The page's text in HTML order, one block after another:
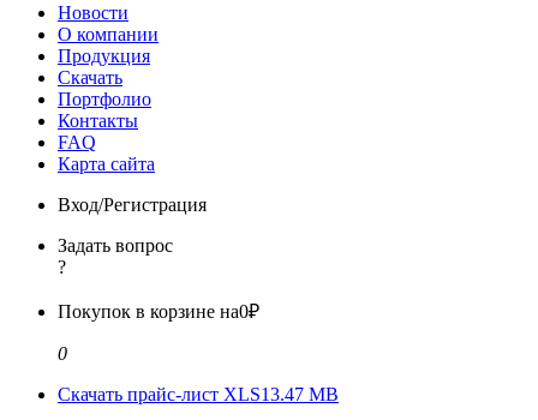
Новости
О компании
Продукция
Скачать
Портфолио
Контакты
FAQ
Карта сайта
Вход/Регистрация
Задать вопрос
?
Покупок в корзине на0₽
0
Скачать прайс-лист XLS13.47 MB